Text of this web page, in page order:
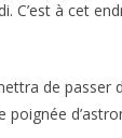
C’est à cet
de passer
poignée